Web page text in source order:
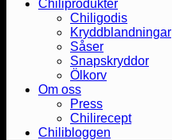
Chiliprodukter
Chiligodis
Kryddblandningar
Såser
Snapskryddor
Ölkorv
Om oss
Press
Chilirecept
Chilibloggen